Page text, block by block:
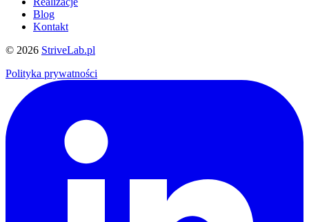
Blog
Kontakt
© 2026 StriveLab.pl
Polityka prywatności